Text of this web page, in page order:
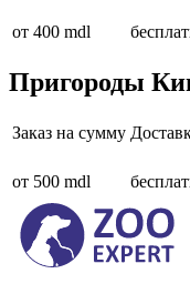
от 400 mdl
Пригороды
Заказ на сумму
от 500 mdl